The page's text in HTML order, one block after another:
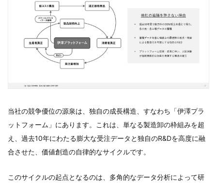
当社の競争優位の源泉は、独自の成長構造、すなわち「伊澤プラ
ットフォーム」にあります。これは、単なる製造卸の枠組みを超
え、過去10年にわたる膨大な受注データと独自のR&Dを高度に融
合させた、価値創造の自律的なサイクルです。
このサイクルの起点となるのは、多角的なデータ分析によって研